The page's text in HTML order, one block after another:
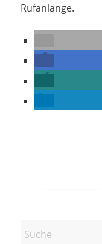
Rufanlange.